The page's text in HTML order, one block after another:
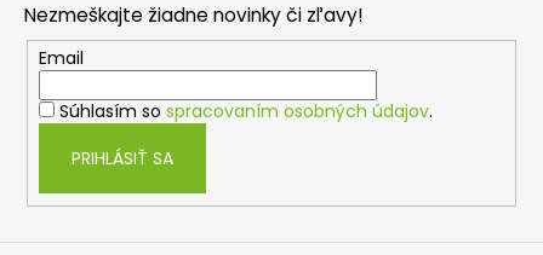
e
p
r
v
ý
p
e
Nezmeškajte žiadne novinky či zľavy!
Email
Súhlasím so spracovaním osobných údajov.
PRIHLÁSIŤ SA